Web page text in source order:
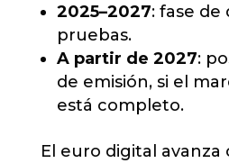
2025–2027: fase de
pruebas.
A partir de 2027:
de emisión, si el
está completo.
El euro digital avanza